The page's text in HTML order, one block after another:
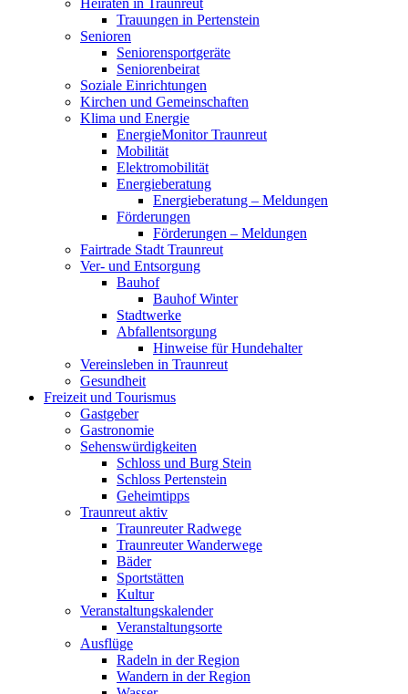
Heiraten in Traunreut
Trauungen in Pertenstein
Senioren
Seniorensportgeräte
Seniorenbeirat
Soziale Einrichtungen
Kirchen und Gemeinschaften
Klima und Energie
EnergieMonitor Traunreut
Mobilität
Elektromobilität
Energieberatung
Energieberatung – Meldungen
Förderungen
Förderungen – Meldungen
Fairtrade Stadt Traunreut
Ver- und Entsorgung
Bauhof
Bauhof Winter
Stadtwerke
Abfallentsorgung
Hinweise für Hundehalter
Vereinsleben in Traunreut
Gesundheit
Freizeit und Tourismus
Gastgeber
Gastronomie
Sehenswürdigkeiten
Schloss und Burg Stein
Schloss Pertenstein
Geheimtipps
Traunreut aktiv
Traunreuter Radwege
Traunreuter Wanderwege
Bäder
Sportstätten
Kultur
Veranstaltungskalender
Veranstaltungsorte
Ausflüge
Radeln in der Region
Wandern in der Region